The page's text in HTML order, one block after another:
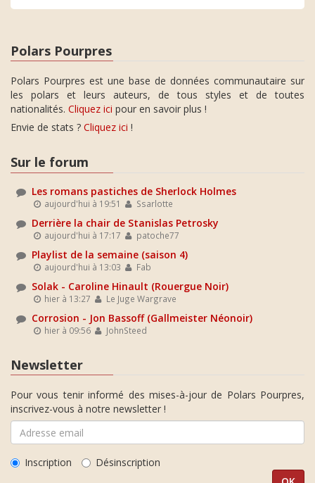
Polars Pourpres
Polars Pourpres est une base de données communautaire sur
les polars et leurs auteurs, de tous styles et de toutes
nationalités. Cliquez ici pour en savoir plus !
Envie de stats ? Cliquez ici !
Sur le forum
Les romans pastiches de Sherlock Holmes
aujourd'hui à 19:51 Ssarlotte
Derrière la chair de Stanislas Petrosky
aujourd'hui à 17:17 patoche77
Playlist de la semaine (saison 4)
aujourd'hui à 13:03 Fab
Solak - Caroline Hinault (Rouergue Noir)
hier à 13:27 Le Juge Wargrave
Corrosion - Jon Bassoff (Gallmeister Néonoir)
hier à 09:56 JohnSteed
Newsletter
Pour vous tenir informé des mises-à-jour de Polars Pourpres,
inscrivez-vous à notre newsletter !
Inscription Désinscription